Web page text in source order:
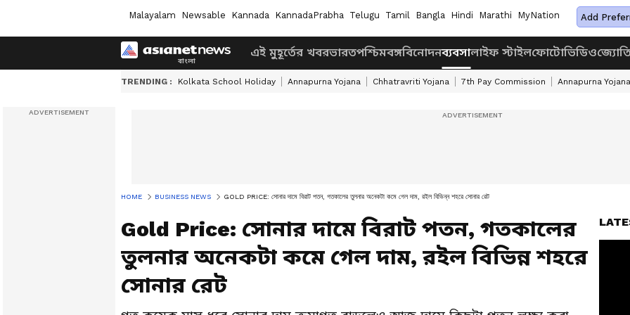
Malayalam Newsable Kannada KannadaPrabha Telugu Tamil Bangla Hindi Marathi MyNation Add
এই মুহূর্তের খবরভারতপশ্চিমবঙ্গবিনোদনব্যবসালাইফ স্টাইলফোটোভিডিও
TRENDING : Kolkata School Holiday Annapurna Yojana Chhatravriti Yojana 7th Pay Commission Annapurna
HOME BUSINESS NEWS GOLD PRICE: সোনার দামে বিরাট পতন, গতকালের তুলনার অনেকটা কমে গেল দাম, রইল বিভিন্ন শহরে সোনার রেট
Gold Price: সোনার দামে বিরাট পতন, গতকালের
তুলনার অনেকটা কমে গেল দাম, রইল বিভিন্ন শহরে
সোনার রেট